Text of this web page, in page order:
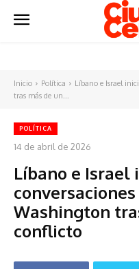
Inicio Política
Líbano e Israel
tras más de un...
POLÍTICA
14 de abril de 2026
Líbano e Israel
Washington
conflicto